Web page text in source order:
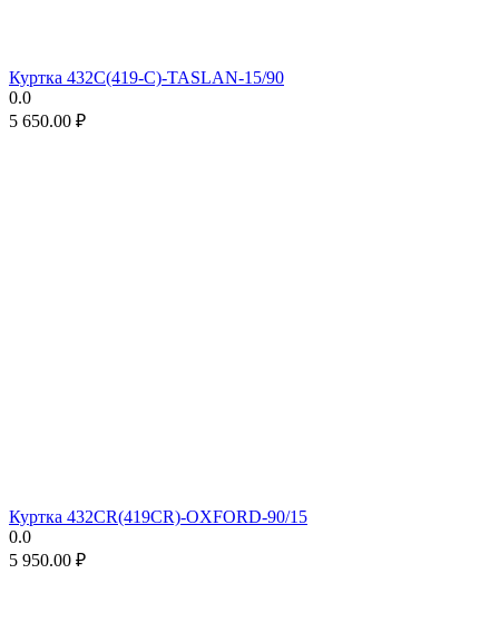
Куртка 432С(419-С)-TASLAN-15/90
0.0
5 650.00 ₽
Куртка 432CR(419CR)-OXFORD-90/15
0.0
5 950.00 ₽